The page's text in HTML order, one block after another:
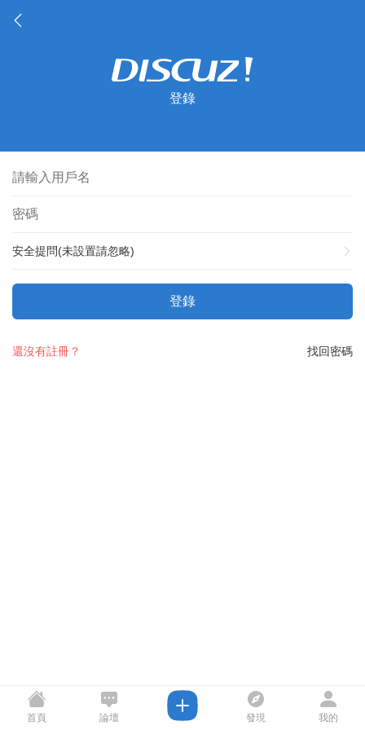
登錄
安全提問(未設置請忽略)
登錄
找回密碼
還沒有註冊？
首頁 論壇 發現 我的